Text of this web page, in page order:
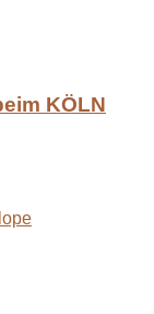
KÖLN